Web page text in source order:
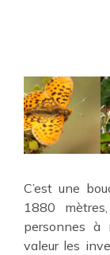
C’est une
1880
personnes à
valeur les